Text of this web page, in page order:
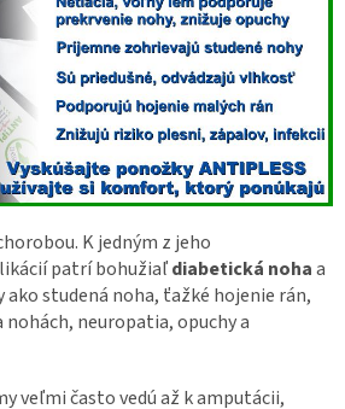
K jedným z jeho
patrí bohužiaľdiabetická nohaa
studená noha, ťažké hojenie rán,
neuropatia, opuchy a
veľmi často vedú až k amputácii,